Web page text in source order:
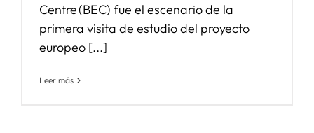
Centre (BEC) fue el escenario de la
primera visita de estudio del proyecto
europeo [...]
Leer más